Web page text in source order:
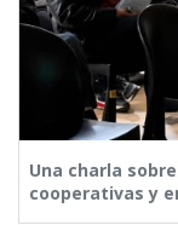
Una charla
cooperativas y